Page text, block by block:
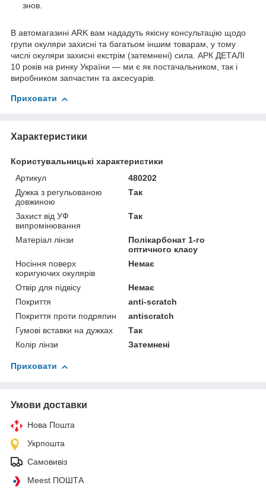
знов.
В автомагазині ARK вам нададуть якісну консультацію щодо
групи окуляри захисні та багатьом іншим товарам, у тому
числі окуляри захисні екстрім (затемнені) сила. АРК ДЕТАЛІ
10 років на ринку України — ми є як постачальником, так і
виробником запчастин та аксесуарів.
Приховати
Характеристики
Користувальницькі характеристики
Артикул
480202
Дужка з регульованою
довжиною
Так
Захист від УФ
випромінювання
Так
Матеріал лінзи
Полікарбонат 1-го
оптичного класу
Носіння поверх
коригуючих окулярів
Немає
Отвір для підвісу
Немає
Покриття
anti-scratch
Покриття проти подряпин
antiscratch
Гумові вставки на дужках
Так
Колір лінзи
Затемнені
Приховати
Умови доставки
Нова Пошта
Укрпошта
Самовивіз
Meest ПОШТА